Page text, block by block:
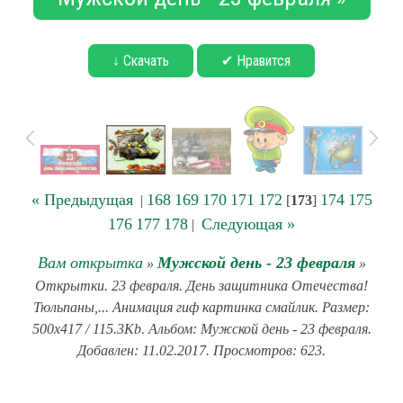
↓ Скачать ✔ Нравится
« Предыдущая| 168 169 170 171 172 [173] 174 175
176 177 178 | Следующая »
Вам открытка» Мужской день - 23 февраля»
Открытки. 23 февраля. День защитника Отечества!
Тюльпаны,... Анимация гиф картинка смайлик. Размер:
500x417 / 115.3Kb. Альбом: Мужской день - 23 февраля.
Добавлен: 11.02.2017. Просмотров: 623.